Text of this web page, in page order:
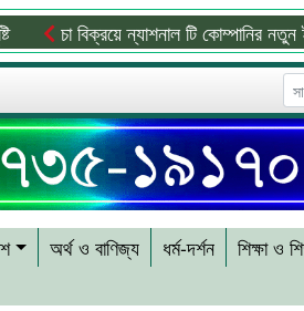
চা বিক্রয়ে ন্যাশনাল টি কোম্পানির নতুন
অর্থ ও বাণিজ্য ধর্ম-দর্শন শিক্ষা ও